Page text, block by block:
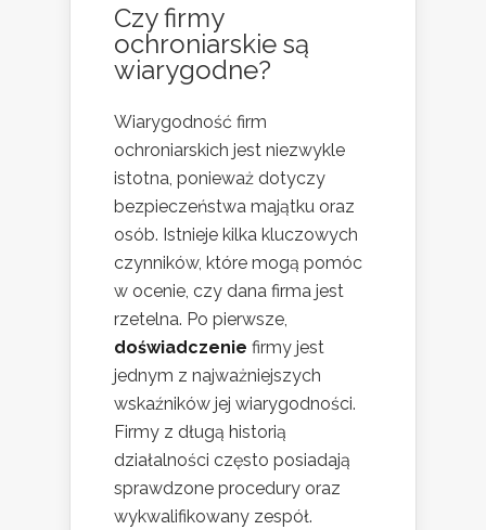
Czy firmy
ochroniarskie są
wiarygodne?
Wiarygodność firm
ochroniarskich jest niezwykle
istotna, ponieważ dotyczy
bezpieczeństwa majątku oraz
osób. Istnieje kilka kluczowych
czynników, które mogą pomóc
w ocenie, czy dana firma jest
rzetelna. Po pierwsze,
doświadczenie firmy jest
jednym z najważniejszych
wskaźników jej wiarygodności.
Firmy z długą historią
działalności często posiadają
sprawdzone procedury oraz
wykwalifikowany zespół.